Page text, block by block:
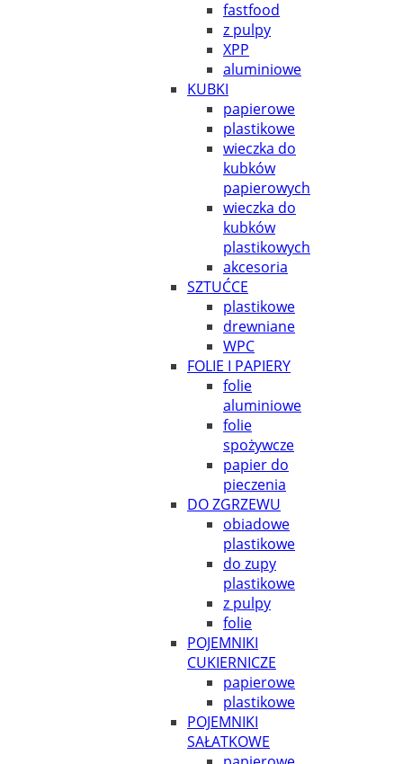
fastfood
z pulpy
XPP
aluminiowe
KUBKI
papierowe
plastikowe
wieczka do
kubków
papierowych
wieczka do
kubków
plastikowych
akcesoria
SZTUĆCE
plastikowe
drewniane
WPC
FOLIE I PAPIERY
folie
aluminiowe
folie
spożywcze
papier do
pieczenia
DO ZGRZEWU
obiadowe
plastikowe
do zupy
plastikowe
z pulpy
folie
POJEMNIKI
CUKIERNICZE
papierowe
plastikowe
POJEMNIKI
SAŁATKOWE